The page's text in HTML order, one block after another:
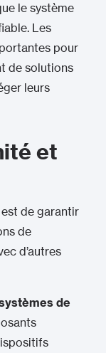
le système
Les
pour
de solutions
leurs
et
de garantir
de
d’autres
de